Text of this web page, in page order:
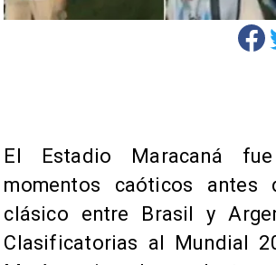
​El Estadio Maracaná
momentos caóticos antes
clásico entre Brasil y
Clasificatorias al Mundial